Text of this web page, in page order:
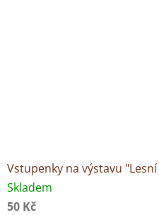
Vstupenky na výstavu
Skladem
50 Kč